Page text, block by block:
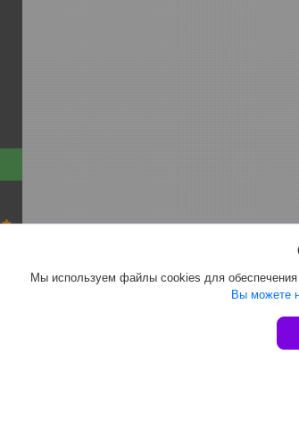
Мы используем файлы cookies для обеспечения
Вы можете